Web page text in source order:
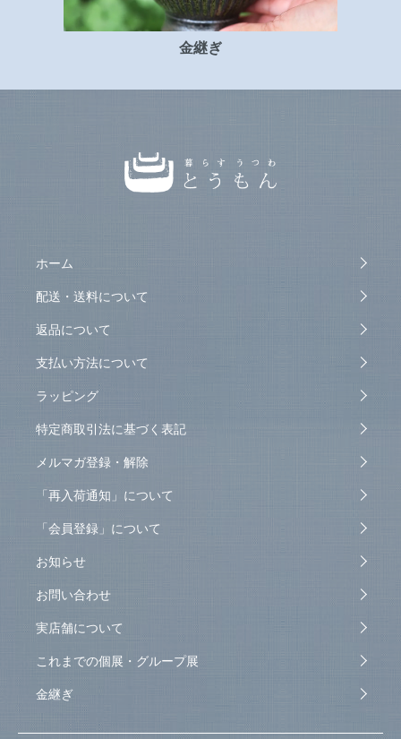
金継ぎ
ホーム
配送・送料について
返品について
支払い方法について
ラッピング
特定商取引法に基づく表記
メルマガ登録・解除
「再入荷通知」について
「会員登録」について
お知らせ
お問い合わせ
実店舗について
これまでの個展・グループ展
金継ぎ